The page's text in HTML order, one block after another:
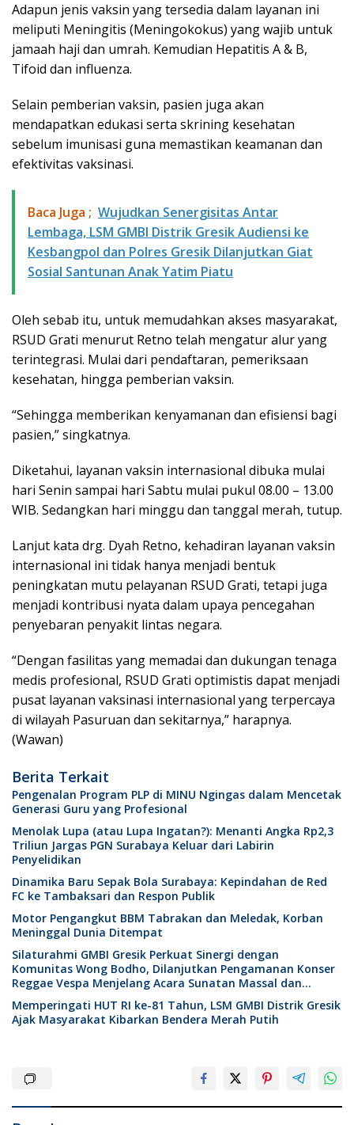
Adapun jenis vaksin yang tersedia dalam layanan ini
meliputi Meningitis (Meningokokus) yang wajib untuk
jamaah haji dan umrah. Kemudian Hepatitis A & B,
Tifoid dan influenza.
Selain pemberian vaksin, pasien juga akan
mendapatkan edukasi serta skrining kesehatan
sebelum imunisasi guna memastikan keamanan dan
efektivitas vaksinasi.
Baca Juga ; Wujudkan Senergisitas Antar
Lembaga, LSM GMBI Distrik Gresik Audiensi ke
Kesbangpol dan Polres Gresik Dilanjutkan Giat
Sosial Santunan Anak Yatim Piatu
Oleh sebab itu, untuk memudahkan akses masyarakat,
RSUD Grati menurut Retno telah mengatur alur yang
terintegrasi. Mulai dari pendaftaran, pemeriksaan
kesehatan, hingga pemberian vaksin.
“Sehingga memberikan kenyamanan dan efisiensi bagi
pasien,” singkatnya.
Diketahui, layanan vaksin internasional dibuka mulai
hari Senin sampai hari Sabtu mulai pukul 08.00 – 13.00
WIB. Sedangkan hari minggu dan tanggal merah, tutup.
Lanjut kata drg. Dyah Retno, kehadiran layanan vaksin
internasional ini tidak hanya menjadi bentuk
peningkatan mutu pelayanan RSUD Grati, tetapi juga
menjadi kontribusi nyata dalam upaya pencegahan
penyebaran penyakit lintas negara.
“Dengan fasilitas yang memadai dan dukungan tenaga
medis profesional, RSUD Grati optimistis dapat menjadi
pusat layanan vaksinasi internasional yang terpercaya
di wilayah Pasuruan dan sekitarnya,” harapnya.
(Wawan)
Berita Terkait
Pengenalan Program PLP di MINU Ngingas dalam Mencetak
Generasi Guru yang Profesional
Menolak Lupa (atau Lupa Ingatan?): Menanti Angka Rp2,3
Triliun Jargas PGN Surabaya Keluar dari Labirin
Penyelidikan
Dinamika Baru Sepak Bola Surabaya: Kepindahan de Red
FC ke Tambaksari dan Respon Publik
Motor Pengangkut BBM Tabrakan dan Meledak, Korban
Meninggal Dunia Ditempat
Silaturahmi GMBI Gresik Perkuat Sinergi dengan
Komunitas Wong Bodho, Dilanjutkan Pengamanan Konser
Reggae Vespa Menjelang Acara Sunatan Massal dan
Santunan Anak Yatim
Memperingati HUT RI ke-81 Tahun, LSM GMBI Distrik Gresik
Ajak Masyarakat Kibarkan Bendera Merah Putih